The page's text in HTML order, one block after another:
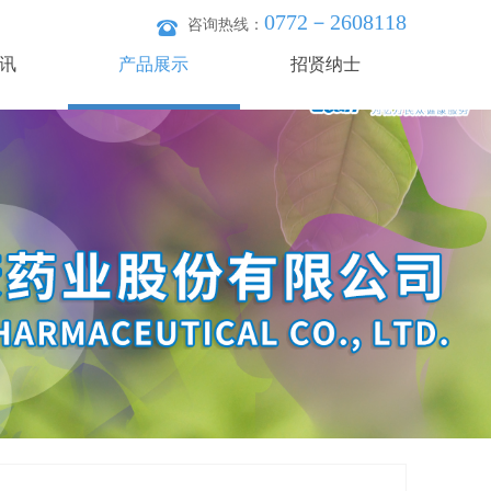
产品展示 招贤纳士
咨询热线： 0772－2608118